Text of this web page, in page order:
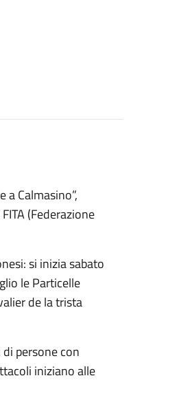
Calmasino”,
(Federazione
si inizia sabato
le Particelle
de la trista
persone con
iniziano alle